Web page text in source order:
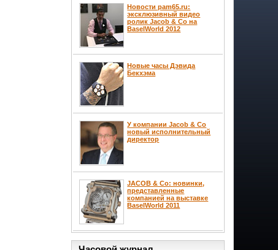
Новости pam65.ru:
эксклюзивный видео
ролик Jacob & Co на
BaselWorld 2012
Новые часы Дэвида
Бекхэма
У компании Jacob & Co
новый исполнительный
директор
JACOB & Co: новинки,
представленные
компанией на выставке
BaselWorld 2011